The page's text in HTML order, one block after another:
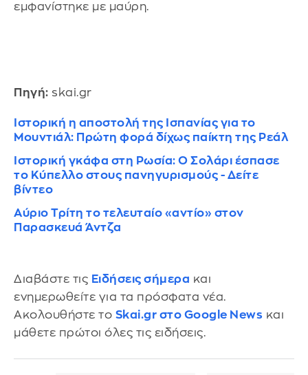
εμφανίστηκε με μαύρη.
Πηγή: skai.gr
Ιστορική η αποστολή της Ισπανίας για το
Μουντιάλ: Πρώτη φορά δίχως παίκτη της Ρεάλ
Ιστορική γκάφα στη Ρωσία: Ο Σολάρι έσπασε
το Κύπελλο στους πανηγυρισμούς - Δείτε
βίντεο
Αύριο Τρίτη το τελευταίο «αντίο» στον
Παρασκευά Άντζα
Διαβάστε τις Ειδήσεις σήμερα και
ενημερωθείτε για τα πρόσφατα νέα.
Ακολουθήστε το Skai.gr στο Google News και
μάθετε πρώτοι όλες τις ειδήσεις.